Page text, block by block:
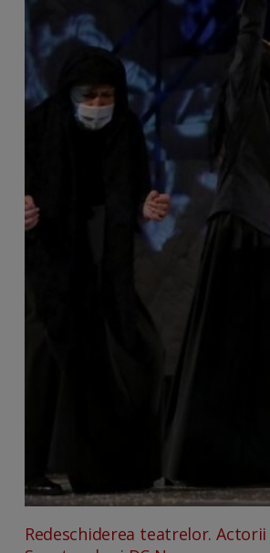
Redeschiderea teatrelor.